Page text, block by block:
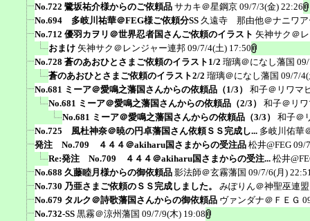
No.722 鷺坂祐介様からのご依頼品 サカキ＠星鋼京 09/7/3(金) 22:26
No.694 多岐川祐華＠FEG様ご依頼分SS 久遠寺 那由他＠ナニワア
No.712 優羽カヲリ＠世界忍者国さんご依頼のイラスト 矢神サク＠
おまけ 矢神サク＠レンジャー連邦 09/7/4(土) 17:50
No.728 蒼のあおひとさまご依頼のイラスト1/2 瑠璃＠になし藩国
蒼のあおひとさまご依頼のイラスト2/2 瑠璃＠になし藩国 09/7/
No.681 ミーア＠愛鳴之藩国さんからの依頼品（1/3）
和子＠リワマ
No.681 ミーア＠愛鳴之藩国さんからの依頼品（2/3）
和子＠リ
No.681 ミーア＠愛鳴之藩国さんからの依頼品（3/3）
和子＠
No.725 風杜神奈＠暁の円卓藩国さん依頼ＳＳ完成し... 多岐川佑華
発注 No.709 ４４４＠akiharu国さまからの受注品 松井@FEG 09/
Re:発注 No.709 ４４４＠akiharu国さまからの受注... 松井
No.688 久藤睦月様からの御依頼品 影法師＠玄霧藩国 09/7/6(月)
No.730 乃亜さまご依頼のＳＳ完成しました。
みぽりん＠神聖巫連盟
No.679 タルク＠詩歌藩国さんからの御依頼品 ヴァンダナ＠ＦＥＧ
No.732-SS 黒霧＠涼州藩国 09/7/9(木) 19:08